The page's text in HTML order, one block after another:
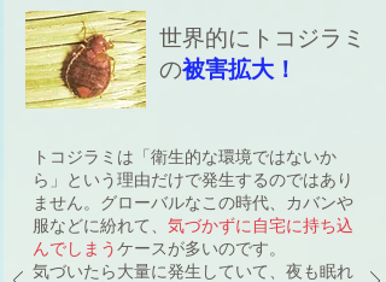
世界的にトコジラミ
の被害拡大！
トコジラミは「衛生的な環境ではないか
ら」という理由だけで発生するのではあり
ません。グローバルなこの時代、カバンや
服などに紛れて、 気づかずに自宅に持ち込
んでしまうケースが多いのです。
気づいたら大量に発生していて、夜も眠れ